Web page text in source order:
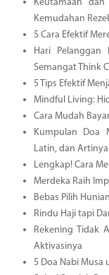
Keutamaan
Kemudahan
5 Cara Efektif
Hari Pelanggan
Semangat Think
5 Tips Efektif
Mindful Living:
Cara Mudah
Kumpulan Doa
Latin, dan Artinya
Lengkap! Cara
Merdeka Raih
Bebas Pilih
Rindu Haji tapi
Rekening Tidak
Aktivasinya
5 Doa Nabi Musa